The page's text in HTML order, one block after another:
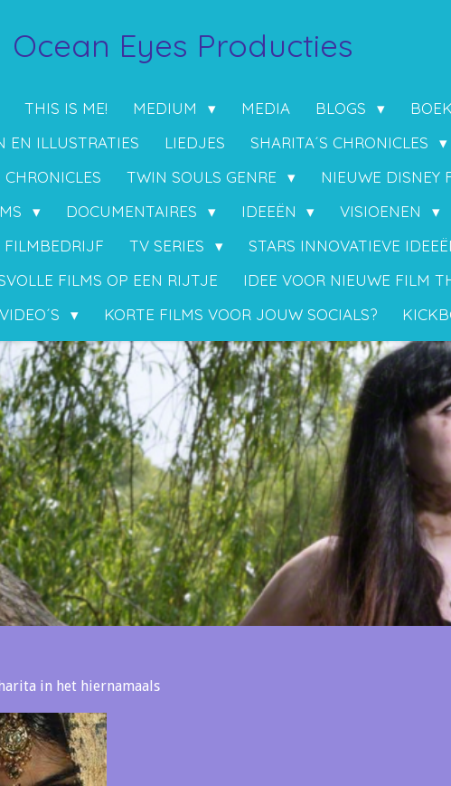
Ocean Eyes Producties
THIS IS ME! MEDIUM MEDIA BLOGS
EN ILLUSTRATIES
LIEDJES
SHARITA´S CHRONICLES
TWIN SOULS GENRE
NIEUWE DISNEY
DOCUMENTAIRES IDEEËN
VISIOENEN
FILMBEDRIJF
TV SERIES
STARS INNOVATIEVE
FILMS OP EEN RIJTJE
IDEE VOOR NIEUWE FILM
KORTE FILMS VOOR JOUW SOCIALS?
in het hiernamaals